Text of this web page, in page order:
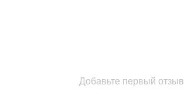
Добавьте первый отзыв